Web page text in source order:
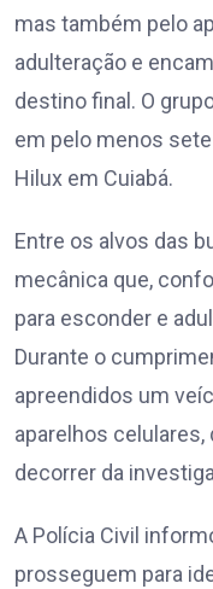
mas também pelo
adulteração e
destino final. O
em pelo menos
Hilux em Cuiabá.
Entre os alvos das
mecânica que,
para esconder e
Durante o
apreendidos um
aparelhos
decorrer da
A Polícia Civil
prosseguem para